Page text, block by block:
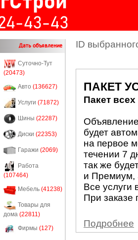
Дать объявление
Суточно-Тут
(20473)
Авто (136627)
Услуги (71872)
Шины (22287)
Диски (22353)
Гаражи (2069)
Работа
(107464)
Мебель (41238)
Товары для
дома (22811)
Фирмы (127)
ID
ПАКЕТ
Пакет
будет
на первое
течении 7
так же
и Премиум,
Все услуги
При заказе
Подробнее